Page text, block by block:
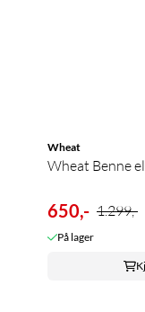
Wheat
Wheat Benne
650,- 1.299,-
På lager